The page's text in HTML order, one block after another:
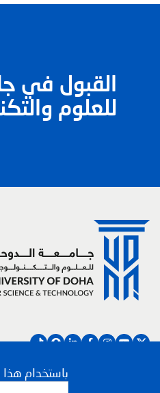
القبول في
للعلوم
Social media links
باستخدام